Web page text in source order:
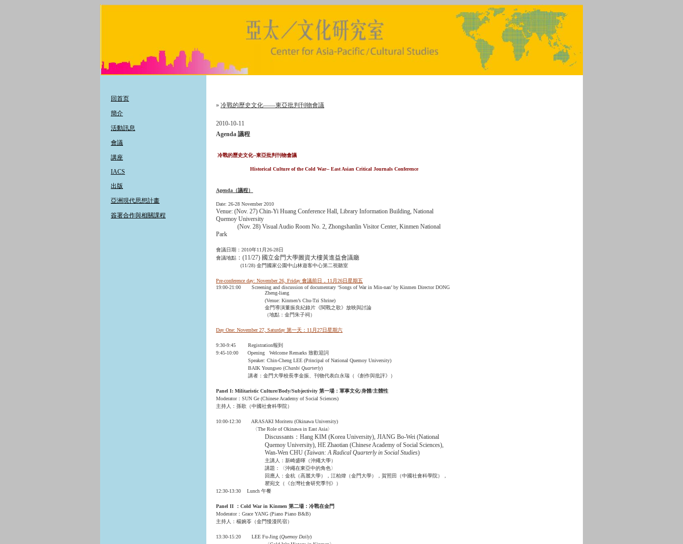
回首页
簡介
活動訊息
會議
講座
IACS
出版
亞洲現代思想計畫
簽署合作與相關課程
» 冷戰的歷史文化——東亞批判刊物會議
2010-10-11
Agenda 議程
冷戰的歷史文化--東亞批判刊物會議
Historical Culture of the Cold War-- East Asian Critical Journals Conference
Agenda （議程）
Date: 26-28 November 2010
Venue: (Nov. 27) Chin-Yi Huang Conference Hall, Library Information Building, National
Quemoy University
(Nov. 28) Visual Audio Room No. 2, Zhongshanlin Visitor Center, Kinmen National
Park
會議日期：2010年11月26-28日
會議地點 ：(11/27) 國立金門大學圖資大樓黃進益會議廳
(11/28) 金門國家公園中山林遊客中心第二視聽室
Pre-conference day: November 26, Friday 會議前日，11 月26日星期五
19:00-21:00 Screening and discussion of documentary ‘Songs of War in Min-nan’ by Kinmen Director DONG
Zheng-liang
(Venue: Kinmen’s Chu-Tzi Shrine)
金門導演董振良紀錄片《閩戰之歌》放映與討論
（地點：金門朱子祠）
Day One: November 27, Saturday 第一天：11 月27日星期六
9:30-9:45 Registration報到
9:45-10:00 Opening Welcome Remarks 致歡迎詞
Speaker: Chin-Cheng LEE (Principal of National Quemoy University)
BAIK Youngseo (Chanbi Quarterly)
講者：金門大學校長李金振、刊物代表白永瑞（《創作與批評》）
Panel I: Militaristic Culture/Body/Subjectivity 第一場：軍事文化/身體/主體性
Moderator：SUN Ge (Chinese Academy of Social Sciences)
主持人：孫歌（中國社會科學院）
10:00-12:30 ARASAKI Moriteru (Okinawa University)
〈The Role of Okinawa in East Asia〉
Discussants：Hang KIM (Korea University), JIANG Bo-Wei (National
Quemoy University), HE Zhaotian (Chinese Academy of Social Sciences),
Wan-Wen CHU (Taiwan: A Radical Quarterly in Social Studies)
主講人：新崎盛暉（沖繩大學）
講題：〈沖繩在東亞中的角色〉
回應人：金杭（高麗大學），江柏煒（金門大學），賀照田（中國社會科學院），
瞿宛文（《台灣社會研究季刊》）
12:30-13:30 Lunch 午餐
Panel II ： Cold War in Kinmen 第二場：冷戰在金門
Moderator：Grace YANG (Piano Piano B&B)
主持人：楊婉苓（金門慢漫民宿）
13:30-15:20 LEE Fu-Jing (QuemoyDaily)